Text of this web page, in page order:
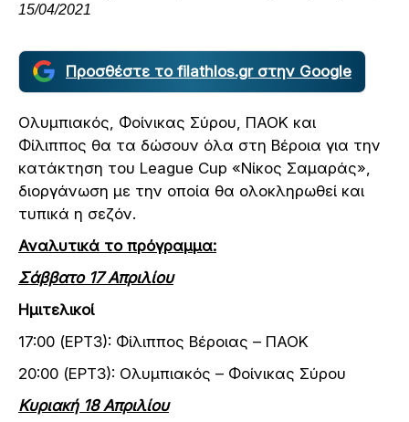
15/04/2021
Προσθέστε το filathlos.gr στην Google
Ολυμπιακός, Φοίνικας Σύρου, ΠΑΟΚ και
Φίλιππος θα τα δώσουν όλα στη Βέροια για την
κατάκτηση του League Cup «Νίκος Σαμαράς»,
διοργάνωση με την οποία θα ολοκληρωθεί και
τυπικά η σεζόν.
Αναλυτικά το πρόγραμμα:
Σάββατο 17 Απριλίου
Ημιτελικοί
17:00 (ΕΡΤ3): Φίλιππος Βέροιας – ΠΑΟΚ
20:00 (ΕΡΤ3): Ολυμπιακός – Φοίνικας Σύρου
Κυριακή 18 Απριλίου